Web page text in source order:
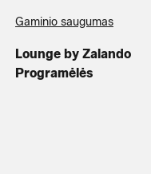
Gaminio saugumas
Lounge by Zalando
Programėlės